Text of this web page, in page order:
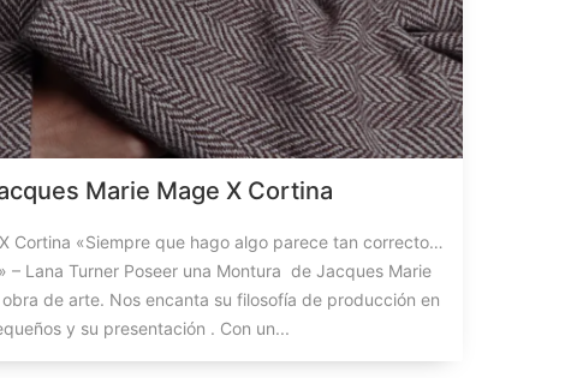
Marie Mage X Cortina
Cortina «Siempre que hago algo parece tan correcto…
– Lana Turner Poseer una Montura de Jacques Marie
de arte. Nos encanta su filosofía de producción en
y su presentación . Con un...